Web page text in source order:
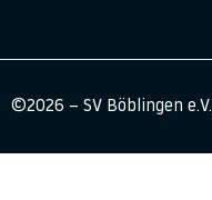
©2026 – SV Böblingen e.V.